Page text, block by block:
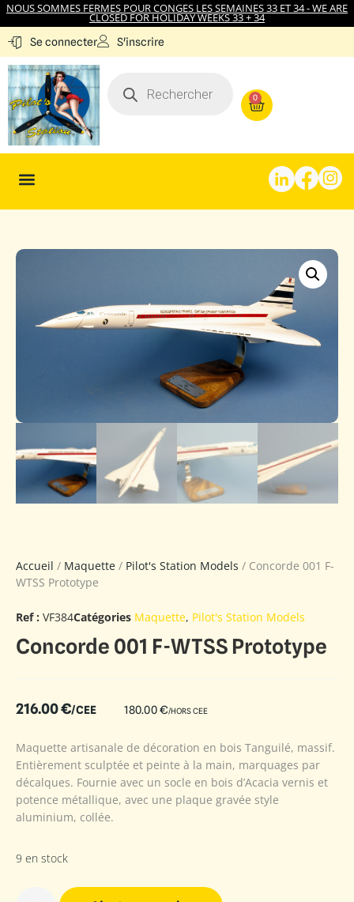
NOUS SOMMES FERMES POUR CONGES LES SEMAINES 33 ET 34 - WE ARE
CLOSED FOR HOLIDAY WEEKS 33 + 34
Se connecter S'inscrire
0
Accueil / Maquette / Pilot's Station Models / Concorde 001 F-
WTSS Prototype
Ref : VF384Catégories Maquette, Pilot's Station Models
Concorde 001 F-WTSS Prototype
216.00€/CEE 180.00€/HORS CEE
Maquette artisanale de décoration en bois Tanguilé, massif.
Entièrement sculptée et peinte à la main, marquages par
décalques. Fournie avec un socle en bois d’Acacia vernis et
potence métallique, avec une plaque gravée style
aluminium, collée.
9 en stock